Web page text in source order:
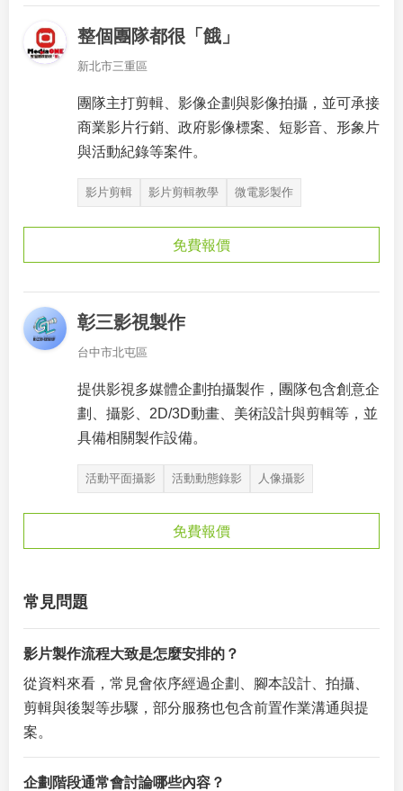
整個團隊都很「餓」
新北市三重區
團隊主打剪輯、影像企劃與影像拍攝，並可承接
商業影片行銷、政府影像標案、短影音、形象片
與活動紀錄等案件。
影片剪輯 影片剪輯教學 微電影製作
免費報價
彰三影視製作
台中市北屯區
提供影視多媒體企劃拍攝製作，團隊包含創意企
劃、攝影、2D/3D動畫、美術設計與剪輯等，並
具備相關製作設備。
活動平面攝影 活動動態錄影 人像攝影
免費報價
常見問題
影片製作流程大致是怎麼安排的？
從資料來看，常見會依序經過企劃、腳本設計、拍攝、
剪輯與後製等步驟，部分服務也包含前置作業溝通與提
案。
企劃階段通常會討論哪些內容？